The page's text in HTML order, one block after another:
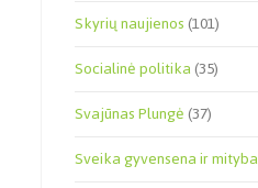
Skyrių naujienos(101)
Socialinė politika(35)
Svajūnas Plungė(37)
Sveika gyvensena ir mityba